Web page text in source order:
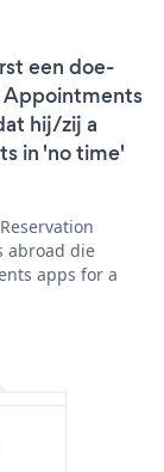
een doe-
Appointments
hij/zij a
in 'no time'
abroad die
apps for a